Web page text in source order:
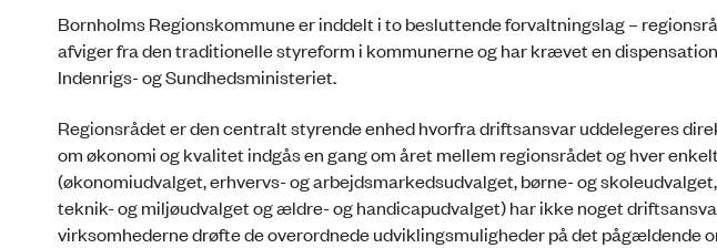
Bornholms Regionskommune er inddelt i to besluttende forvaltningslag –
afviger fra den traditionelle styreform i kommunerne og har krævet en
Indenrigs- og Sundhedsministeriet.
Regionsrådet er den centralt styrende enhed hvorfra driftsansvar uddelegeres
om økonomi og kvalitet indgås en gang om året mellem regionsrådet og hver
(økonomiudvalget, erhvervs- og arbejdsmarkedsudvalget, børne- og
teknik- og miljøudvalget og ældre- og handicapudvalget) har ikke noget
virksomhederne drøfte de overordnede udviklingsmuligheder på det pågældende